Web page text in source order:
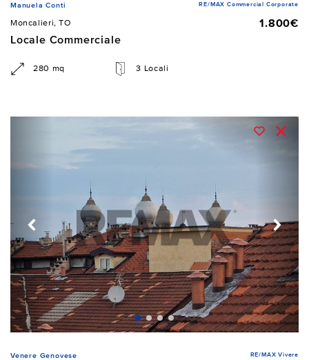
Manuela Conti RE/MAX Commercial Corporate
Moncalieri, TO
1.800€
Locale Commerciale
280 mq 3 Locali
Venere Genovese RE/MAX Vivere